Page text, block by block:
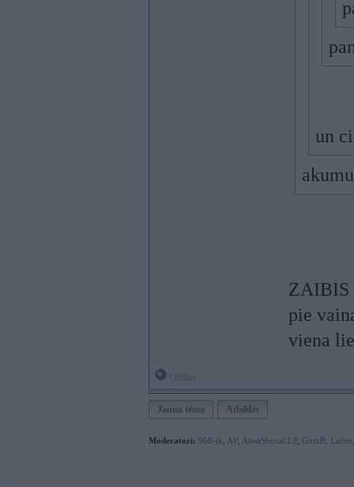
un
ZAIBIS
pie
viena
Jauna tēma Atbildēt
Moderatori: 968-jk AV AiwaShuraLLP, GirtzB Lafter